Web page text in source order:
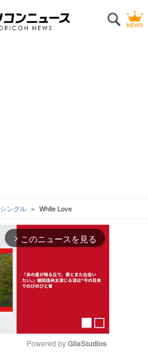
シングル White Love
arrow_forward_ios このニュースを見る
Powered by GliaStudios